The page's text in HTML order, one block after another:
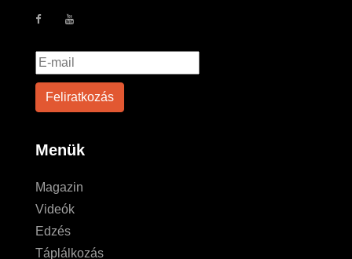
Menük
Magazin
Videók
Edzés
Táplálkozás